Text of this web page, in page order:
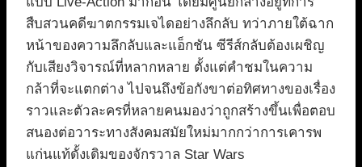
สืบสวนคดีฆาตกรรมเจไดอย่างลึกลับ ทว่าภายใต้ฉาก
หน้าของความลึกลับและแอ็กชัน ซีรีส์กลับต้องเผชิญ
กับเสียงวิจารณ์ที่หลากหลาย ตั้งแต่คำชมในความ
กล้าที่จะแตกต่าง ไปจนถึงข้อกังขาต่อทิศทางของเรื่อง
ราวและตัวละครที่หลายคนมองว่าถูกสร้างขึ้นเพื่อตอบ
สนองต่อวาระทางสังคมสมัยใหม่มากกว่าการเคารพ
แก่นแท้ดั้งเดิมของจักรวาล Star Wars